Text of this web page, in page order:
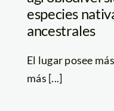
especies
ancestrales
El lugar posee
más [...]